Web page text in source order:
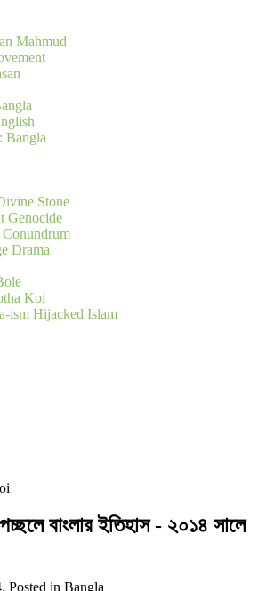
Mahmud
Bangla
Stone
Genocide
Drama
Koi
ism Hijacked Islam
বাংলার ইতিহাস - ২০১৪ সালে
Posted in Bangla